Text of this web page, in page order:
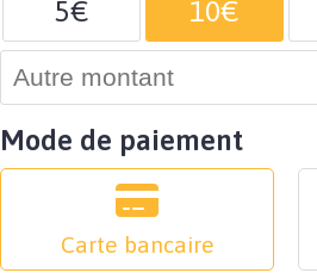
5€ 10€
Mode de paiement
Carte bancaire